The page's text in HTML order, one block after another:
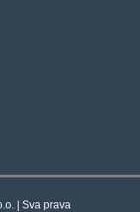
| Sva prava